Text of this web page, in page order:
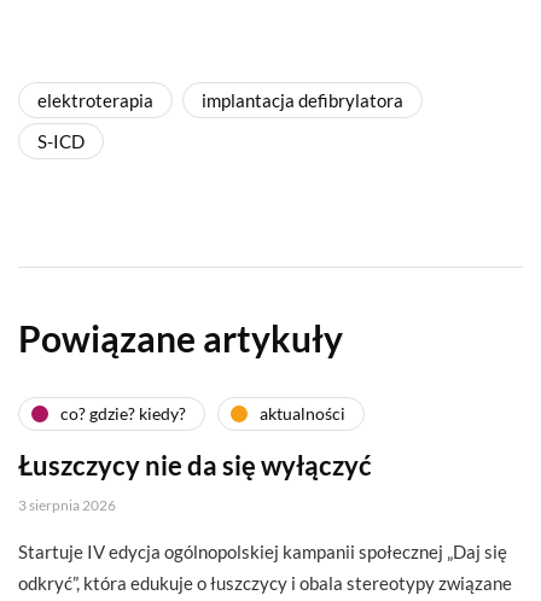
elektroterapia
implantacja defibrylatora
S-ICD
Powiązane artykuły
co? gdzie? kiedy? aktualności
Łuszczycy nie da się wyłączyć
3 sierpnia 2026
Startuje IV edycja ogólnopolskiej kampanii społecznej „Daj się
odkryć”, która edukuje o łuszczycy i obala stereotypy związane